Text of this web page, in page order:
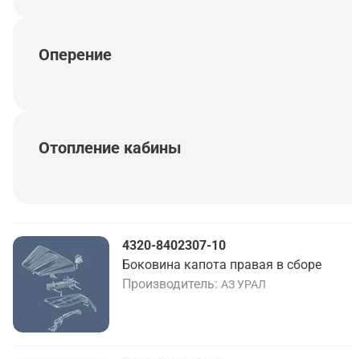
Оперение
Отопление кабины
4320-8402307-10
Боковина капота правая в сборе
Производитель АЗ УРАЛ